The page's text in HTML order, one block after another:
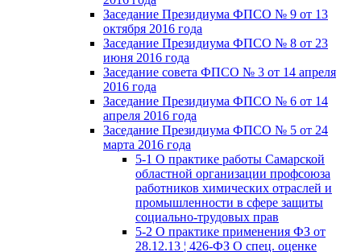
Заседание Президиума ФПСО № 9 от 13
октября 2016 года
Заседание Президиума ФПСО № 8 от 23
июня 2016 года
Заседание совета ФПСО № 3 от 14 апреля
2016 года
Заседание Президиума ФПСО № 6 от 14
апреля 2016 года
Заседание Президиума ФПСО № 5 от 24
марта 2016 года
5-1 О практике работы Самарской
областной организации профсоюза
работников химических отраслей и
промышленности в сфере защиты
социально-трудовых прав
5-2 О практике применения ФЗ от
28.12.13 ¦ 426-ФЗ О спец. оценке